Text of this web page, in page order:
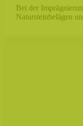
Bei der
Natursteinbelägen